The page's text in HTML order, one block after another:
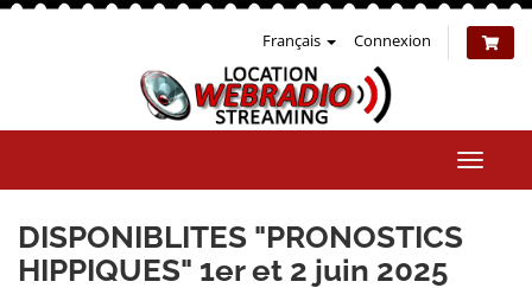
Français Connexion
la
DISPONIBLITES "PRONOSTICS
HIPPIQUES" 1er et 2 juin 2025